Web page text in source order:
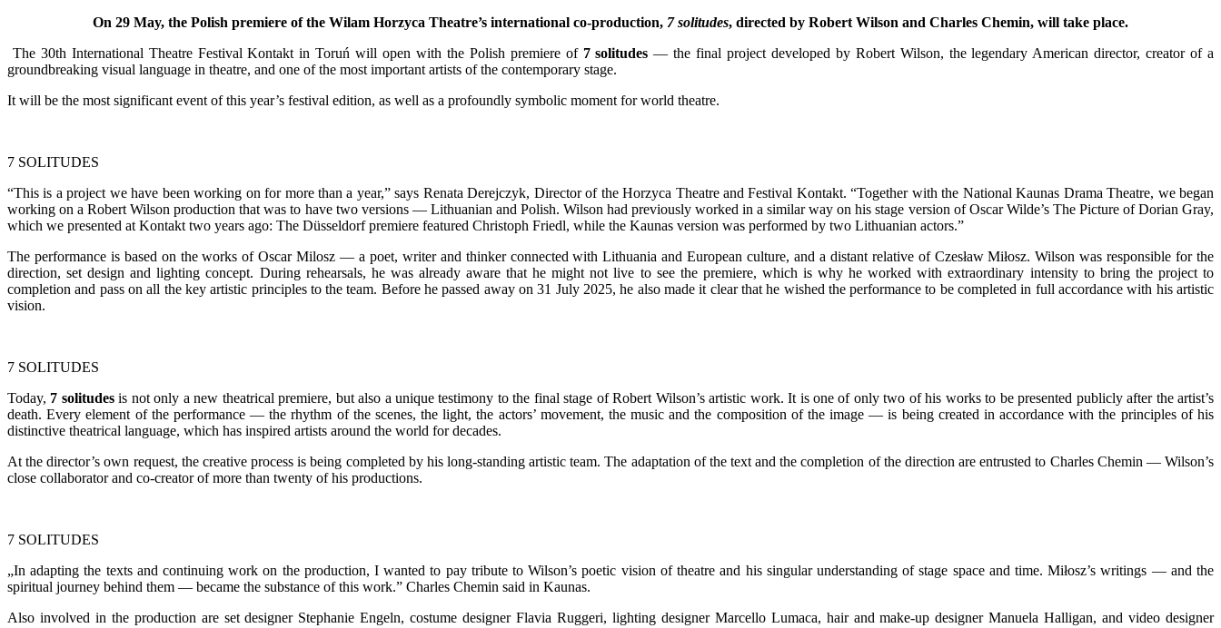
On 29 May, the Polish premiere of the Wilam Horzyca Theatre’s international co-production, 7 solitudes, directed by Robert Wilson and Charles Chemin, will take place.
The 30th International Theatre Festival Kontakt in Toruń will open with the Polish premiere of 7 solitudes — the final project developed by Robert Wilson, the legendary American director, creator of a
groundbreaking visual language in theatre, and one of the most important artists of the contemporary stage.
It will be the most significant event of this year’s festival edition, as well as a profoundly symbolic moment for world theatre.
7 SOLITUDES
“This is a project we have been working on for more than a year,” says Renata Derejczyk, Director of the Horzyca Theatre and Festival Kontakt. “Together with the National Kaunas Drama Theatre, we began
working on a Robert Wilson production that was to have two versions — Lithuanian and Polish. Wilson had previously worked in a similar way on his stage version of Oscar Wilde’s The Picture of Dorian Gray,
which we presented at Kontakt two years ago: The Düsseldorf premiere featured Christoph Friedl, while the Kaunas version was performed by two Lithuanian actors.”
The performance is based on the works of Oscar Milosz — a poet, writer and thinker connected with Lithuania and European culture, and a distant relative of Czesław Miłosz. Wilson was responsible for the
direction, set design and lighting concept. During rehearsals, he was already aware that he might not live to see the premiere, which is why he worked with extraordinary intensity to bring the project to
completion and pass on all the key artistic principles to the team. Before he passed away on 31 July 2025, he also made it clear that he wished the performance to be completed in full accordance with his artistic
vision.
7 SOLITUDES
Today, 7 solitudesis not only a new theatrical premiere, but also a unique testimony to the final stage of Robert Wilson’s artistic work. It is one of only two of his works to be presented publicly after the artist’s
death. Every element of the performance — the rhythm of the scenes, the light, the actors’ movement, the music and the composition of the image — is being created in accordance with the principles of his
distinctive theatrical language, which has inspired artists around the world for decades.
At the director’s own request, the creative process is being completed by his long-standing artistic team. The adaptation of the text and the completion of the direction are entrusted to Charles Chemin — Wilson’s
close collaborator and co-creator of more than twenty of his productions.
7 SOLITUDES
„In adapting the texts and continuing work on the production, I wanted to pay tribute to Wilson’s poetic vision of theatre and his singular understanding of stage space and time. Miłosz’s writings — and the
spiritual journey behind them — became the substance of this work.” Charles Chemin said in Kaunas.
Also involved in the production are set designer Stephanie Engeln, costume designer Flavia Ruggeri, lighting designer Marcello Lumaca, hair and make-up designer Manuela Halligan, and video designer